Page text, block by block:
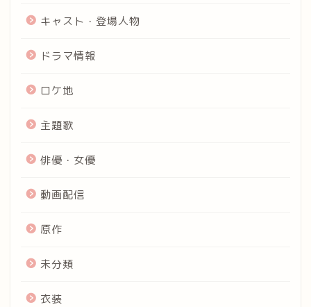
キャスト・登場人物
ドラマ情報
ロケ地
主題歌
俳優・女優
動画配信
原作
未分類
衣装